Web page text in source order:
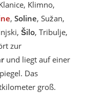
Klimno,
, Soline, Sužan,
Šilo, Tribulje,
zur
und liegt auf einer
Das
groß.